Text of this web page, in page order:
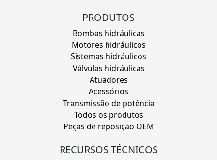
PRODUTOS
Bombas hidráulicas
Motores hidráulicos
Sistemas hidráulicos
Válvulas hidráulicas
Atuadores
Acessórios
Transmissão de potência
Todos os produtos
Peças de reposição OEM
RECURSOS TÉCNICOS